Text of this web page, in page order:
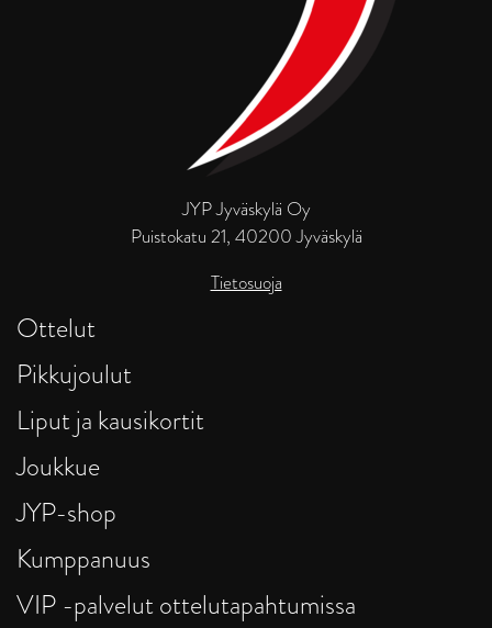
JYP Jyväskylä Oy
Puistokatu 21, 40200 Jyväskylä
Tietosuoja
Ottelut
Pikkujoulut
Liput ja kausikortit
Joukkue
JYP-shop
Kumppanuus
VIP -palvelut ottelutapahtumissa